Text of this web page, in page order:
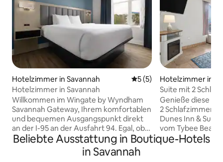
Hotelzimmer in Savannah Durchschnittliche
5 (5)
Hotelzimmer in Savannah
Willkommen im Wingate by Wyndham
Savannah Gateway, Ihrem komfortablen
und bequemen Ausgangspunkt direkt
an der I-95 an der Ausfahrt 94. Egal, ob
du Savannah geschäftlich besuchst,
einen Familienurlaub machst, eine
Militärreise unternimmst, an
Hotelzimmer in
Suite mit 2
mit Pool – zu Fuß
Genieße diese
2 Schlafzimmern
Dunes Inn &
vom Tybee
Schlafzimmer
Bett, und im
Beliebte Ausstattung in Boutique-Hotels
in Savannah